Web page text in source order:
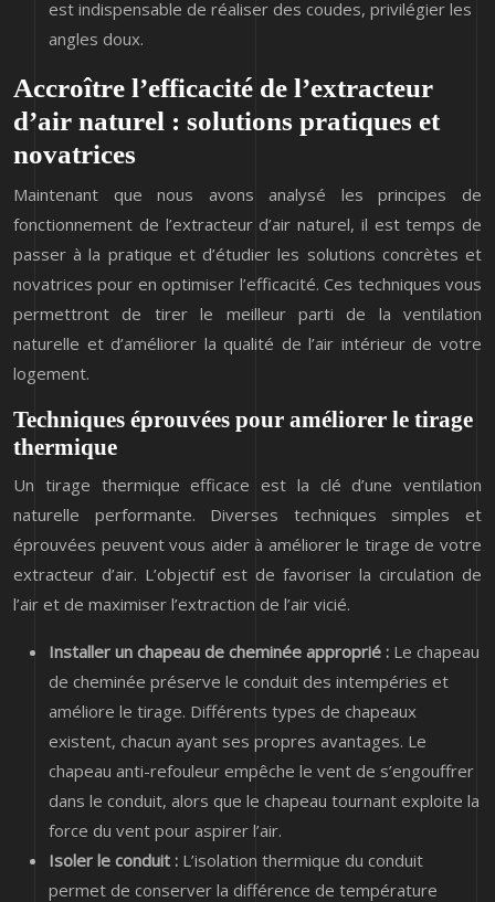
est indispensable de réaliser des coudes, privilégier les
angles doux.
Accroître l’efficacité de l’extracteur
d’air naturel : solutions pratiques et
novatrices
Maintenant que nous avons analysé les principes de
fonctionnement de l’extracteur d’air naturel, il est temps de
passer à la pratique et d’étudier les solutions concrètes et
novatrices pour en optimiser l’efficacité. Ces techniques vous
permettront de tirer le meilleur parti de la ventilation
naturelle et d’améliorer la qualité de l’air intérieur de votre
logement.
Techniques éprouvées pour améliorer le tirage
thermique
Un tirage thermique efficace est la clé d’une ventilation
naturelle performante. Diverses techniques simples et
éprouvées peuvent vous aider à améliorer le tirage de votre
extracteur d’air. L’objectif est de favoriser la circulation de
l’air et de maximiser l’extraction de l’air vicié.
Installer un chapeau de cheminée approprié : Le chapeau
de cheminée préserve le conduit des intempéries et
améliore le tirage. Différents types de chapeaux
existent, chacun ayant ses propres avantages. Le
chapeau anti-refouleur empêche le vent de s’engouffrer
dans le conduit, alors que le chapeau tournant exploite la
force du vent pour aspirer l’air.
Isoler le conduit : L’isolation thermique du conduit
permet de conserver la différence de température